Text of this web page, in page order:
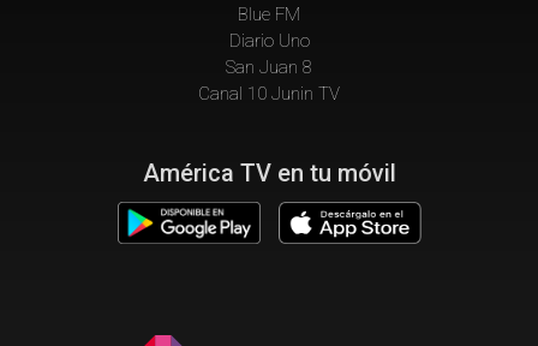
Blue FM
Diario Uno
San Juan 8
Canal 10 Junin TV
América TV en tu móvil